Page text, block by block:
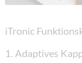
iTronic
1. Adaptives